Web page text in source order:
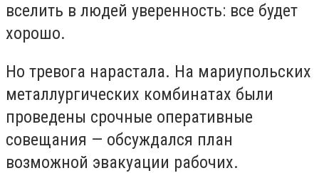
вселить в людей уверенность: все будет
хорошо.
Но тревога нарастала. На мариупольских
металлургических комбинатах были
проведены срочные оперативные
совещания — обсуждался план
возможной эвакуации рабочих.